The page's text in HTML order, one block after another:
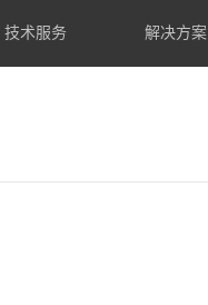
技术服务 解决方案